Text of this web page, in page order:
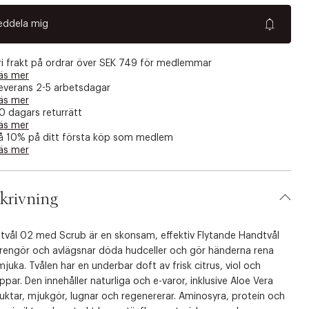
mig
frakt på ordrar över SEK 749 för medlemmar
mer
2-5 arbetsdagar
mer
dagars returrätt
mer
10% på ditt första köp som medlem
mer
02 med Scrub är en skonsam, effektiv Flytande Handtvål
och avlägsnar döda hudceller och gör händerna rena
Tvålen har en underbar doft av frisk citrus, viol och
Den innehåller naturliga och e-varor, inklusive Aloe Vera
mjukgör, lugnar och regenererar. Aminosyra, protein och